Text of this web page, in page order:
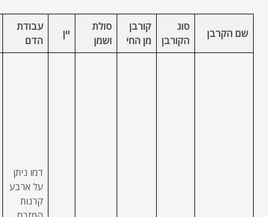
שם הקרבן
סוג
הקורבן
קורבן
מן החי
סולת
ושמן
יין
עבודת
הדם
דמו ניתן
על ארבע
קרנות